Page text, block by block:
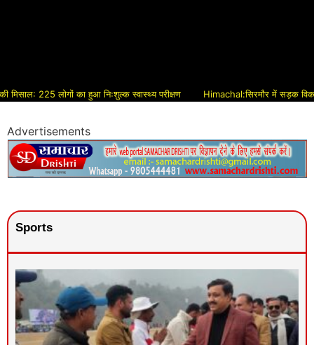
लोगों का हुआ निःशुल्क स्वास्थ्य परीक्षण Himachal:सिरमौर में सड़क विकास को मिलेगी
Advertisements
Sports